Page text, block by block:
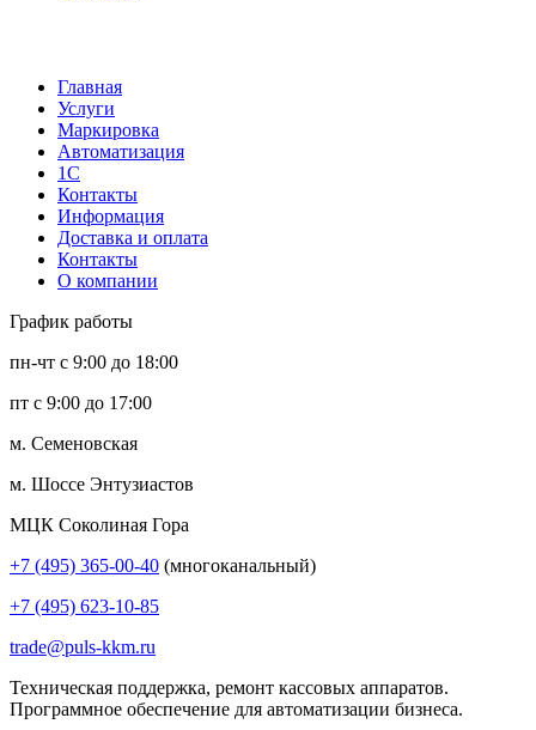
Главная
Услуги
Маркировка
Автоматизация
1С
Контакты
Информация
Доставка и оплата
Контакты
О компании
График работы
пн-чт с 9:00 до 18:00
пт с 9:00 до 17:00
м. Семеновская
м. Шоссе Энтузиастов
МЦК Соколиная Гора
+7 (495) 365-00-40 (многоканальный)
+7 (495) 623-10-85
trade@puls-kkm.ru
Техническая поддержка, ремонт кассовых аппаратов.
Программное обеспечение для автоматизации бизнеса.